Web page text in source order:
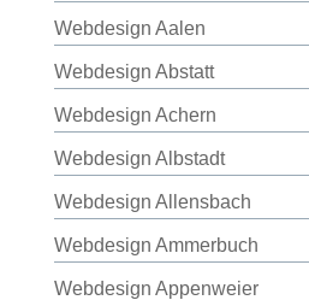
Webdesign Aalen
Webdesign Abstatt
Webdesign Achern
Webdesign Albstadt
Webdesign Allensbach
Webdesign Ammerbuch
Webdesign Appenweier